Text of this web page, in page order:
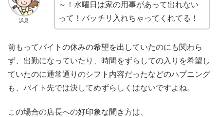
浜見
～！水曜日は家の用事があって出れない
って！バッチリ入れちゃってくれてる！
前もってバイトの休みの希望を出していたのにも関わら
ず、出勤になっていたり、時間をずらしての入りを希望し
ていたのに通常通りのシフト内容だったなどのハプニング
も、バイト先では決してめずらしくはないですよね。
この場合の店長への好印象な聞き方は、